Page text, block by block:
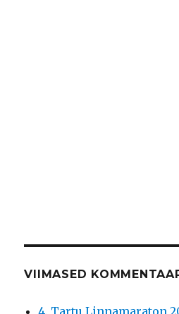
VIIMASED
4. Tartu Linnamaraton